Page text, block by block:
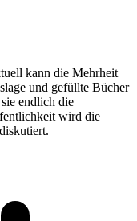
kann die Mehrheit
und gefüllte Bücher
endlich die
wird die